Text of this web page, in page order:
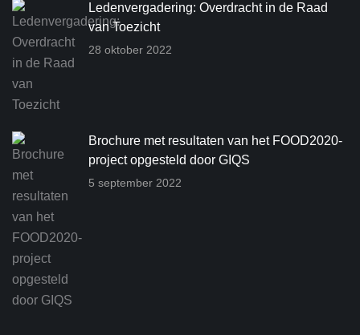
Ledenvergadering: Overdracht in de Raad
van Toezicht
28 oktober 2022
Brochure met resultaten van het FOOD2020-
project opgesteld door GIQS
5 september 2022